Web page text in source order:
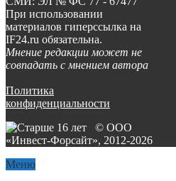
При использовании
материалов гиперссылка на
IF24.ru обязательна.
Мнение редакции может не
совпадать с мнением автора
Политика
конфиденциальности
© ООО
«Инвест-Форсайт», 2012-2026
Меню